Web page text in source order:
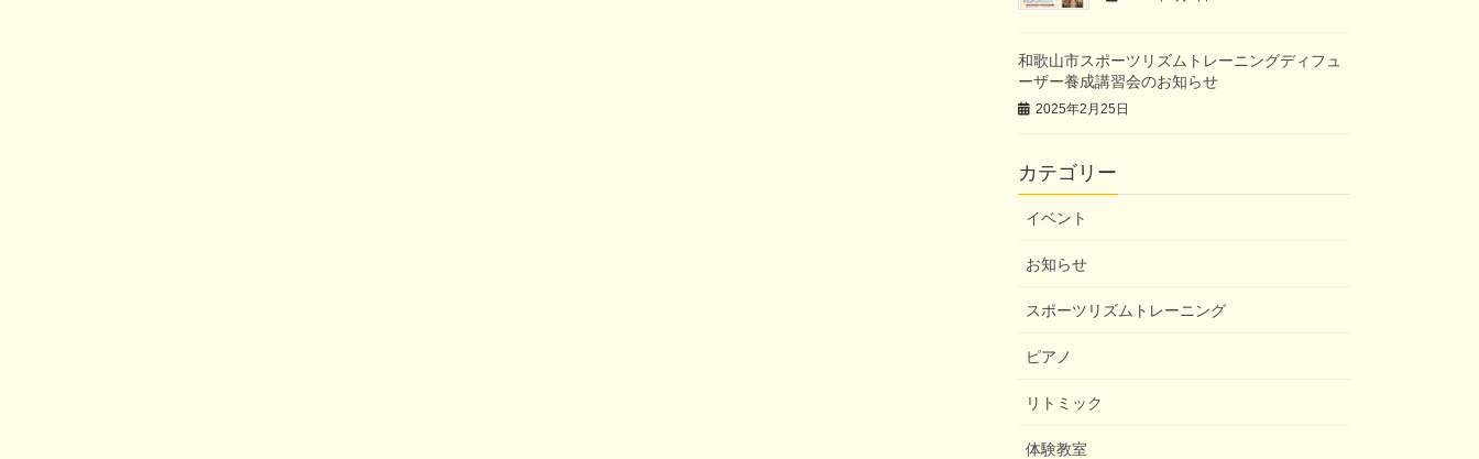
和歌山市スポーツリズムトレーニングディフュ
ーザー養成講習会のお知らせ
2025年2月25日
カテゴリー
イベント
お知らせ
スポーツリズムトレーニング
ピアノ
リトミック
体験教室